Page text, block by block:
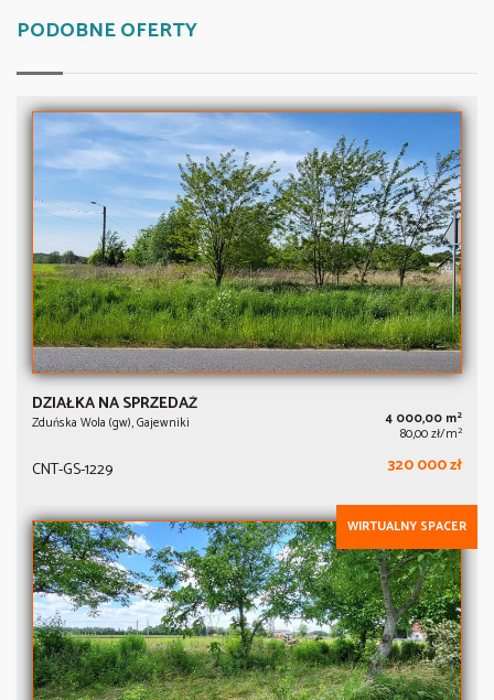
PODOBNE OFERTY
DZIAŁKA NA SPRZEDAŻ
Zduńska Wola (gw), Gajewniki 4 000,00 m2
80,00 zł/m2
CNT-GS-1229 320 000 zł
WIRTUALNY SPACER